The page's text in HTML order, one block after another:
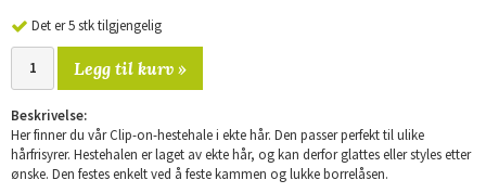
Det er 5 stk tilgjengelig
Legg til kurv »
Beskrivelse:
Her finner du vår Clip-on-hestehale i ekte hår. Den passer perfekt til ulike
hårfrisyrer. Hestehalen er laget av ekte hår, og kan derfor glattes eller styles etter
ønske. Den festes enkelt ved å feste kammen og lukke borrelåsen.